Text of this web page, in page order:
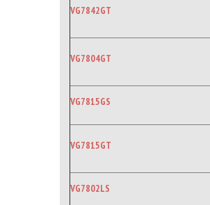
VG7842GT
VG7804GT
VG7815GS
VG7815GT
VG7802LS